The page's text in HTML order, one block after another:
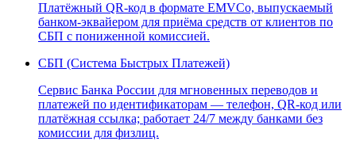
Платёжный QR-код в формате EMVCo, выпускаемый
банком-эквайером для приёма средств от клиентов по
СБП с пониженной комиссией.
СБП (Система Быстрых Платежей)
Сервис Банка России для мгновенных переводов и
платежей по идентификаторам — телефон, QR-код или
платёжная ссылка; работает 24/7 между банками без
комиссии для физлиц.